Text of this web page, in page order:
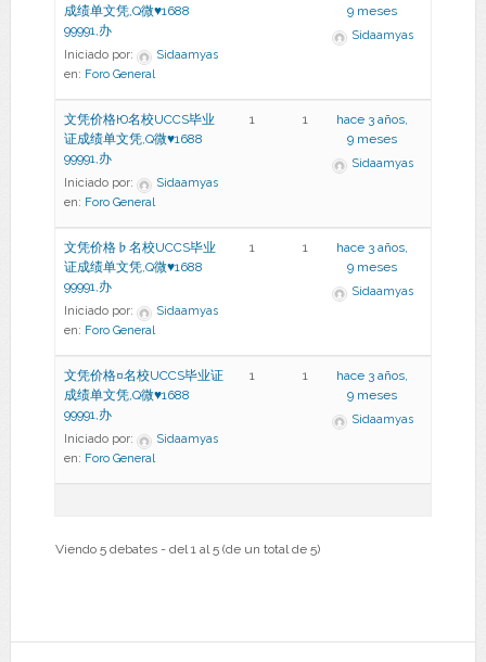
成绩单文凭,Q微♥1688
99991,办
Iniciado por:
Sidaamyas
en: Foro General
9 meses
Sidaamyas
文凭价格Ю名校UCCS毕业
证成绩单文凭,Q微♥1688
99991,办
Iniciado por:
Sidaamyas
en: Foro General
1 1
hace 3 años,
9 meses
Sidaamyas
文凭价格♭名校UCCS毕业
证成绩单文凭,Q微♥1688
99991,办
Iniciado por:
Sidaamyas
en: Foro General
1 1
hace 3 años,
9 meses
Sidaamyas
文凭价格¤名校UCCS毕业证
成绩单文凭,Q微♥1688
99991,办
Iniciado por:
Sidaamyas
en: Foro General
1 1
hace 3 años,
9 meses
Sidaamyas
Viendo 5 debates - del 1 al 5 (de un total de 5)